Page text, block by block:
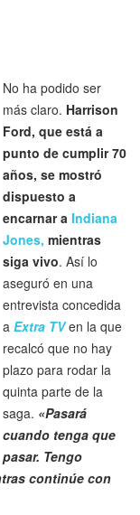
No ha podido ser
más claro. Harrison
Ford, que está a
punto de cumplir 70
años, se mostró
dispuesto a
encarnar a Indiana
Jones, mientras
siga vivo. Así lo
aseguró en una
entrevista concedida
a Extra TVen la que
recalcó que no hay
plazo para rodar la
quinta parte de la
saga. «Pasará
cuando tenga que
pasar. Tengo
continúe con